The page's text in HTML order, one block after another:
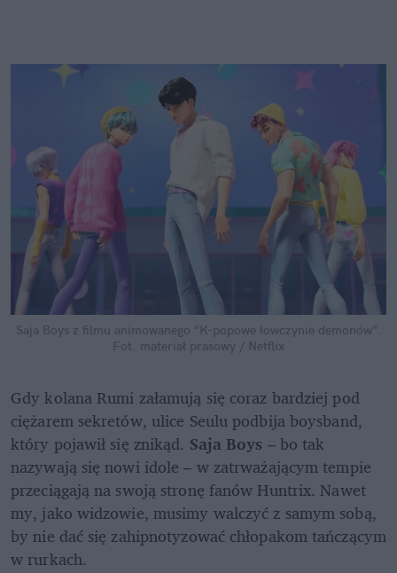
Saja Boys z filmu animowanego "K-popowe łowczynie demonów".
Fot. materiał prasowy / Netflix
Gdy kolana Rumi załamują się coraz bardziej pod
ciężarem sekretów, ulice Seulu podbija boysband,
który pojawił się znikąd. Saja Boys – bo tak
nazywają się nowi idole – w zatrważającym tempie
przeciągają na swoją stronę fanów Huntrix. Nawet
my, jako widzowie, musimy walczyć z samym sobą,
by nie dać się zahipnotyzować chłopakom tańczącym
w rurkach.